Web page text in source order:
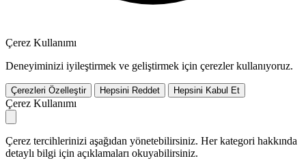
Çerez Kullanımı
Deneyiminizi iyileştirmek ve geliştirmek için çerezler kullanıyoruz.
Çerezleri Özelleştir Hepsini Reddet Hepsini Kabul Et
Çerez Kullanımı
Çerez tercihlerinizi aşağıdan yönetebilirsiniz. Her kategori hakkında
detaylı bilgi için açıklamaları okuyabilirsiniz.